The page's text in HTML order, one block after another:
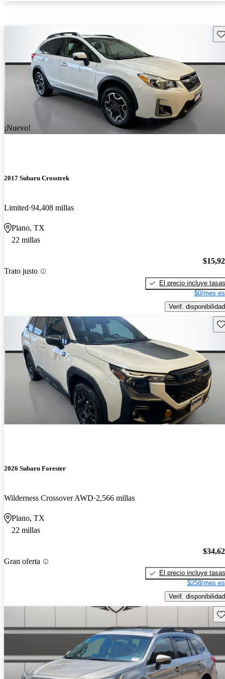
¡Nuevo!
2017 Subaru Crosstrek
Limited 94,408 millas
Plano, TX
22 millas
Trato justo
El precio incluye tasas
$0/mes
Verif. disponibilidad
2026 Subaru Forester
Wilderness Crossover AWD 2,566 millas
Plano, TX
22 millas
Gran oferta
El precio incluye tasas
$258/mes
Verif. disponibilidad